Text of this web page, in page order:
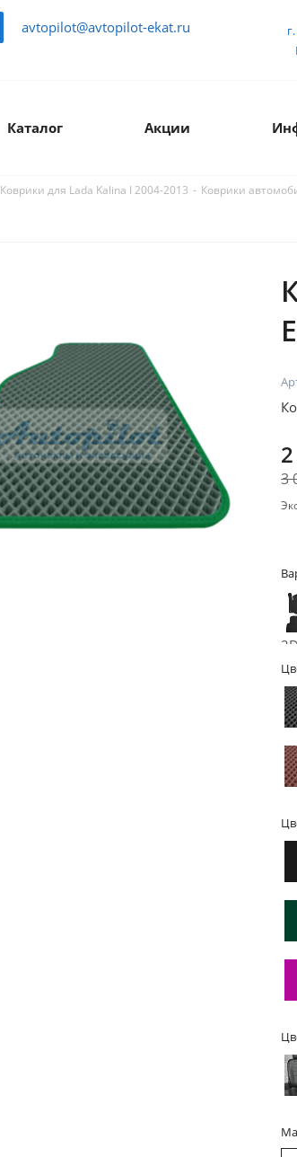
avtopilot@avtopilot-ekat.ru
Каталог Акции
Коврики для Lada Kalina I 2004-2013 - Коврики
3
2D -